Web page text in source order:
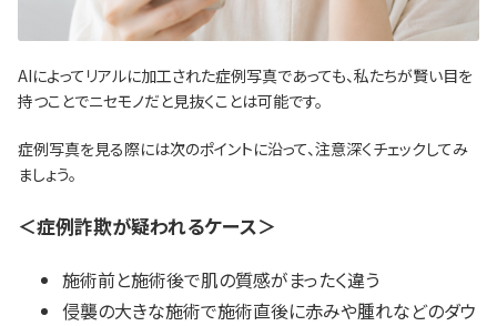
AIによってリアルに加工された症例写真であっても、私たちが賢い目を
持つことでニセモノだと見抜くことは可能です。
症例写真を見る際には次のポイントに沿って、注意深くチェックしてみ
ましょう。
＜症例詐欺が疑われるケース＞
施術前と施術後で肌の質感がまったく違う
侵襲の大きな施術で施術直後に赤みや腫れなどのダウ